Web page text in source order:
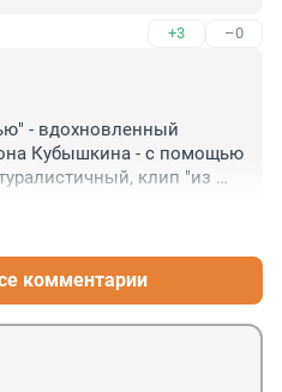
+3 –0
- вдохновленный
Кубышкина - с помощью
клип "из
комментарии